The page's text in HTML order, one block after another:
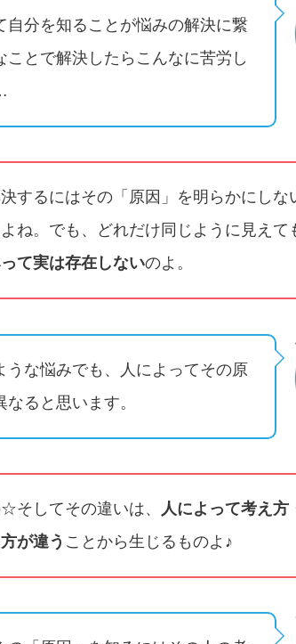
分を知ることが悩みの解決に繋
ことで解決したらこんなに苦労し
するにはその「原因」を明らかにしな
ね。でも、どれだけ同じように見えて
て実は存在しないのよ。
な悩みでも、人によってその原
ると思います。
そしてその違いは、
人によって考え方
が違う ことから生じるものよ♪